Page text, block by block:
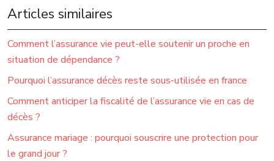
Articles similaires
Comment l’assurance vie peut-elle soutenir un proche en
situation de dépendance ?
Pourquoi l’assurance décès reste sous-utilisée en france
Comment anticiper la fiscalité de l’assurance vie en cas de
décès ?
Assurance mariage : pourquoi souscrire une protection pour
le grand jour ?